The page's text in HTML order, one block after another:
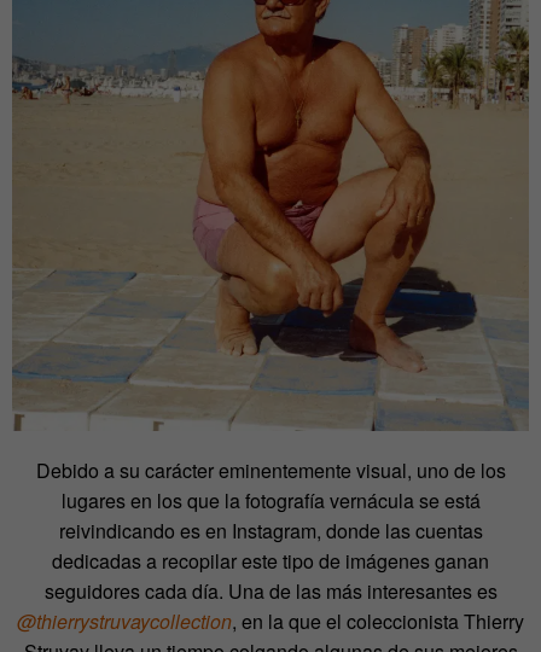
Debido a su carácter eminentemente visual, uno de los
lugares en los que la fotografía vernácula se está
reivindicando es en Instagram, donde las cuentas
dedicadas a recopilar este tipo de imágenes ganan
seguidores cada día. Una de las más interesantes es
@thierrystruvaycollection, en la que el coleccionista Thierry